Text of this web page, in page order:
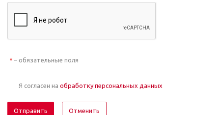
* – обязательные поля
Я согласен на обработку персональных данных
Отменить